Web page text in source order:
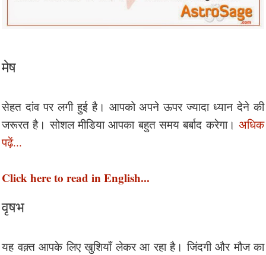
मेष
सेहत दांव पर लगी हुई है। आपको अपने ऊपर ज्यादा ध्यान देने की
जरूरत है। सोशल मीडिया आपका बहुत समय बर्बाद करेगा। अधिक
पढ़ें...
Click here to read in English...
वृषभ
यह वक़्त आपके लिए खुशियाँ लेकर आ रहा है। जिंदगी और मौज का